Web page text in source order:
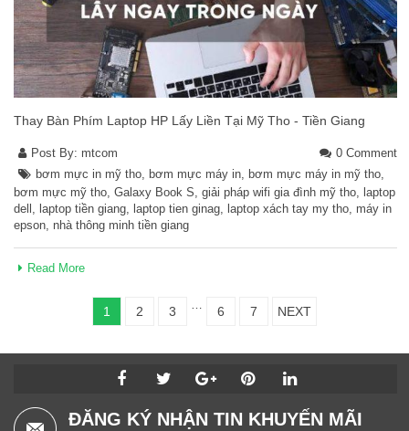
Thay Bàn Phím Laptop HP Lấy Liền Tại Mỹ Tho - Tiền Giang
Post By: mtcom
0 Comment
bơm mực in mỹ tho, bơm mực máy in, bơm mực máy in mỹ tho,
bơm mực mỹ tho, Galaxy Book S, giải pháp wifi gia đình mỹ tho, laptop
dell , laptop tiền giang, laptop tien ginag, laptop xách tay my tho, máy in
epson, nhà thông minh tiền giang
Read More
1 2 3 … 6 7 NEXT
ĐĂNG KÝ NHẬN TIN KHUYẾN MÃI